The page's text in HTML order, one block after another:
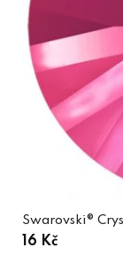
Swarovski®
16 Kč